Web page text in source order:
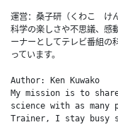
運営：桑子研（くわこ　けん
科学の楽しさや不思議、感
ーナーとしてテレビ番組の
っています。
Author: Ken Kuwako
My mission is to
science with as many
Trainer, I stay busy